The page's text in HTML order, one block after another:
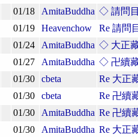
01/18 AmitaBuddha ◇ 請問
01/19 Heavenchow
Re 請問
01/24 AmitaBuddha ◇ 大正
01/27 AmitaBuddha ◇ 卍續
01/30 cbeta
Re 大正
01/30 cbeta
Re 卍續
01/30 AmitaBuddha Re 卍續
01/30 AmitaBuddha Re 大正